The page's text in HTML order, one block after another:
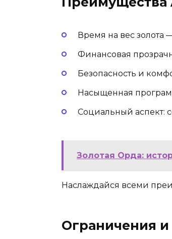
Время на вес золота
Финансовая
Безопасность и
Насыщенная
Социальный аспект:
Золотая Орда:
Наслаждайся всеми
Ограничения